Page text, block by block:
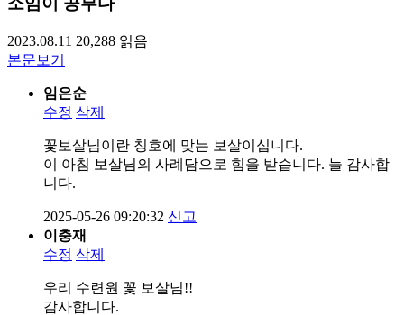
2023.08.11 20,288 읽음
본문보기
임은순
수정 삭제
꽃보살님이란 칭호에 맞는 보살이십니다.
이 아침 보살님의 사례담으로 힘을 받습니다. 늘 감사합
니다.
2025-05-26 09:20:32 신고
이충재
수정 삭제
우리 수련원 꽃 보살님!!
감사합니다.